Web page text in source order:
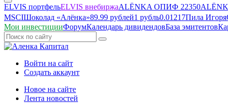
ELVIS портфельELVIS внебиржаALЁNKA ОПИФ 22350
MSCIШоколад «Алёнка»89.99 рублей1 рубль0.01217Пила Игоря
Мои инвестицииФорумКалендарь дивидендовБаза эмитентов
Войти на сайт
Создать аккаунт
Новое на сайте
Лента новостей